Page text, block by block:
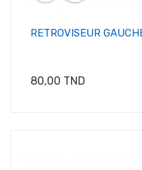
RETROVISEUR
Prix
80,00 TND